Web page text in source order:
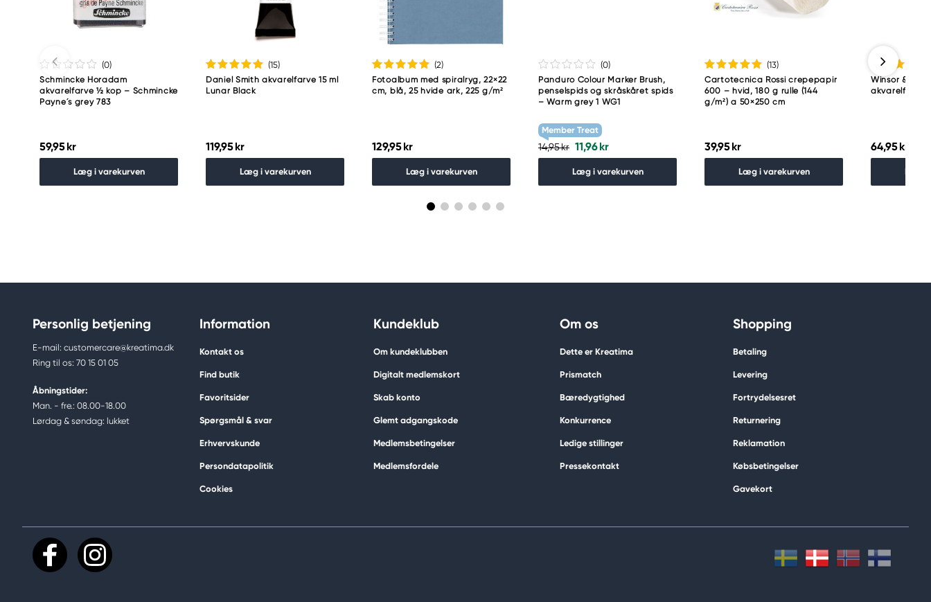
Tokyo 153-0043 Japan
www.toomarker.co.jp
(0)
Schmincke Horadam
akvarelfarve ½ kop – Schmincke
Payne´s grey 783
59,95 kr
Læg i varekurven
(15)
Daniel Smith akvarelfarve 15 ml
Lunar Black
119,95 kr
Læg i varekurven
(2)
Fotoalbum med spiralryg, 22×22
cm, blå, 25 hvide ark, 225 g/m²
129,95 kr
Læg i varekurven
(0)
Panduro Colour Marker Brush,
penselspids og skråskåret spids
– Warm grey 1 WG1
Member Treat
14,95 kr 11,96 kr
Læg i varekurven
(13)
Cartotecnica Rossi crepepapir
600 – hvid, 180 g rulle (144
g/m²) a 50×250 cm
39,95 kr
Læg i varekurven
Winsor &
akvarelfarve
64,95 kr
Læg i
Personlig betjening
E-mail: customercare@kreatima.dk
Ring til os: 70 15 01 05
Åbningstider:
Man. - fre.: 08.00-18.00
Lørdag & søndag: lukket
Information
Kontakt os
Find butik
Favoritsider
Spørgsmål & svar
Erhvervskunde
Persondatapolitik
Cookies
Kundeklub
Om kundeklubben
Digitalt medlemskort
Skab konto
Glemt adgangskode
Medlemsbetingelser
Medlemsfordele
Om os
Dette er Kreatima
Prismatch
Bæredygtighed
Konkurrence
Ledige stillinger
Pressekontakt
Shopping
Betaling
Levering
Fortrydelsesret
Returnering
Reklamation
Købsbetingelser
Gavekort